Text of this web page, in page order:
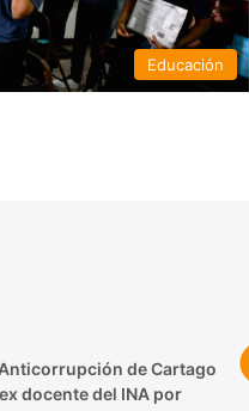
Educación
de Cartago
docente del INA por